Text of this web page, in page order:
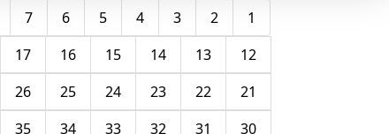
1
2
3
4
5
6
7
12
13
14
15
16
17
21
22
23
24
25
26
30
31
32
33
34
35